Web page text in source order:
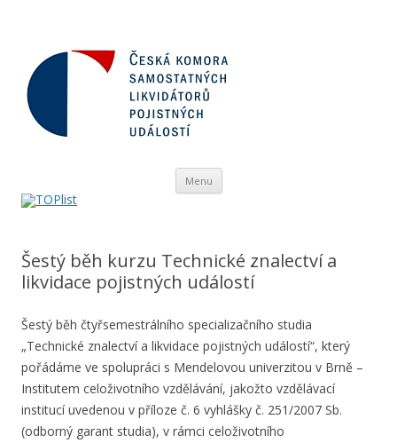
Menu Přejít
obsahu
Šestý běh kurzu Technické znalectví a
likvidace pojistných událostí
Šestý běh čtyřsemestrálního specializačního studia
„Technické znalectví a likvidace pojistných událostí“, který
pořádáme ve spolupráci s Mendelovou univerzitou v Brně –
Institutem celoživotního vzdělávání, jakožto vzdělávací
institucí uvedenou v příloze č. 6 vyhlášky č. 251/2007 Sb.
(odborný garant studia), v rámci celoživotního